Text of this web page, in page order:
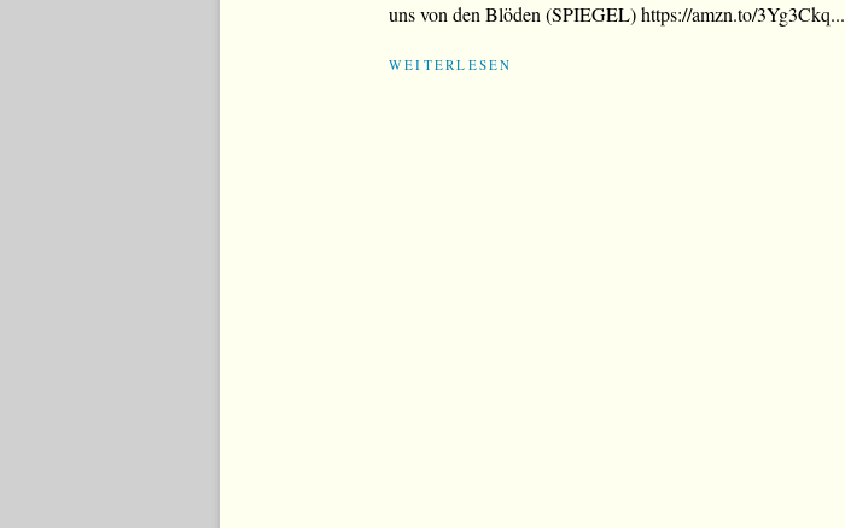
uns von den Blöden (SPIEGEL) https://amzn.to/3Yg3Ckq...
WEITERLESEN